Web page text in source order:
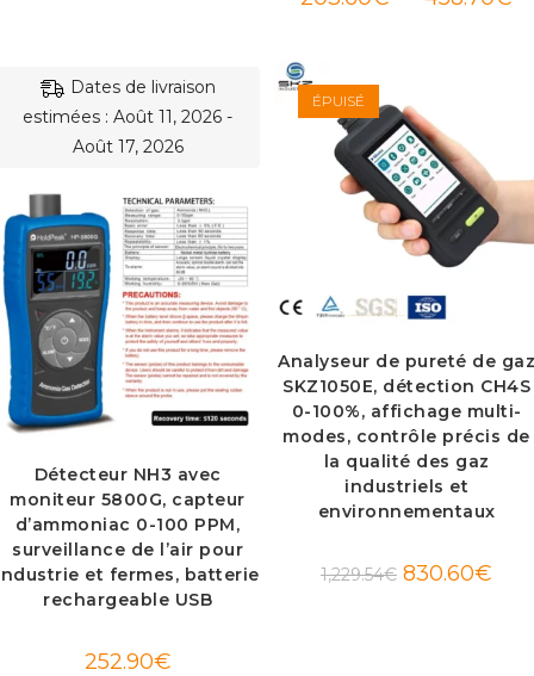
Dates de livraison
estimées : Août 11, 2026 -
Août 17, 2026
Détecteur NH3 avec
moniteur 5800G, capteur
d’ammoniac 0-100 PPM,
surveillance de l’air pour
et fermes, batterie
rechargeable USB
252.90€
ÉPUISÉ
Analyseur de pureté de gaz
SKZ1050E, détection CH4S
0-100%, affichage multi-
modes, contrôle précis de
la qualité des gaz
industriels et
environnementaux
1,229.54€ Le
prix
830.60€